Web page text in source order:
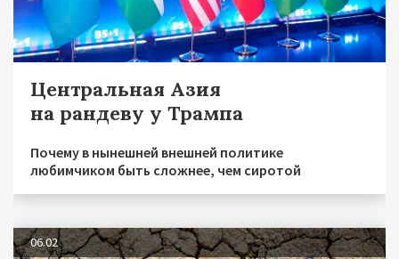
Центральная Азия
на рандеву у Трампа
Почему в нынешней внешней политике
любимчиком быть сложнее, чем сиротой
06.02